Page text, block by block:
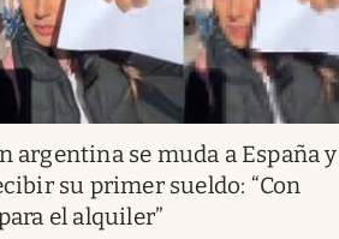
argentina se muda a España y
su primer sueldo: “Con
el alquiler”